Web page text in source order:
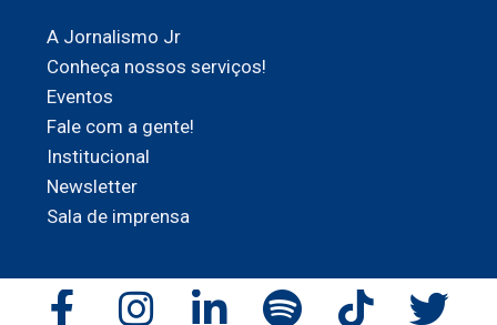
A Jornalismo Jr
Conheça nossos serviços!
Eventos
Fale com a gente!
Institucional
Newsletter
Sala de imprensa